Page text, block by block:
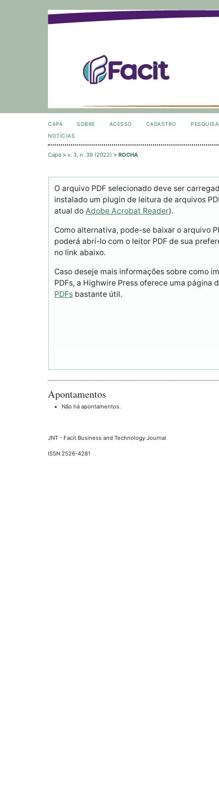
CAPA SOBRE ACESSO CADASTRO
PESQUISA
NOTÍCIAS
Capa > v. 3, n. 39 (2022) > ROCHA
O arquivo PDF selecionado deve ser
instalado um plugin de leitura de arquivos
atual do Adobe Acrobat Reader).
Como alternativa, pode-se baixar o arquivo
poderá abrí-lo com o leitor PDF de sua
no link abaixo.
Caso deseje mais informações sobre como
PDFs, a Highwire Press oferece uma página
PDFs bastante útil.
Apontamentos
Não há apontamentos.
JNT - Facit Business and Technology Journal
ISSN 2526-4281